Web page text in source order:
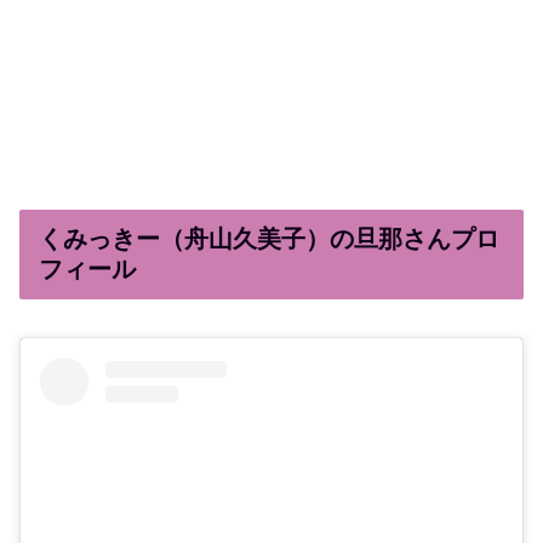
くみっきー（舟山久美子）の旦那さんプロ
フィール